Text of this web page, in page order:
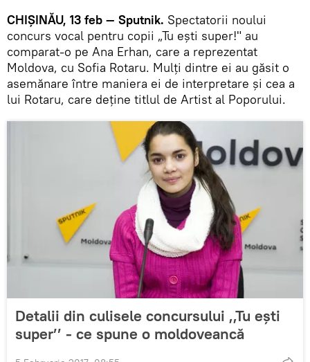
CHIȘINĂU, 13 feb — Sputnik. Spectatorii noului
concurs vocal pentru copii „Tu ești super!" au
comparat-o pe Ana Erhan, care a reprezentat
Moldova, cu Sofia Rotaru. Mulți dintre ei au găsit o
asemănare între maniera ei de interpretare și cea a
lui Rotaru, care deține titlul de Artist al Poporului.
Detalii din culisele concursului ,,Tu ești
super’’ - ce spune o moldoveancă